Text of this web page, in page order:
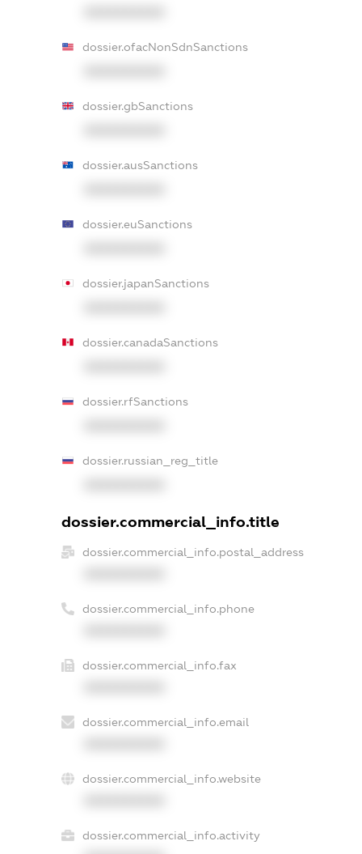
dossier.ofacNonSdnSanctions
dossier.gbSanctions
dossier.ausSanctions
dossier.euSanctions
dossier.japanSanctions
dossier.canadaSanctions
dossier.rfSanctions
dossier.russian_reg_title
dossier.commercial_info.title
dossier.commercial_info.postal_address
dossier.commercial_info.phone
dossier.commercial_info.fax
dossier.commercial_info.email
dossier.commercial_info.website
dossier.commercial_info.activity